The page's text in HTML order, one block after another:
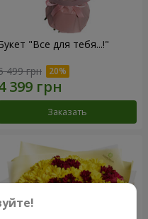
Букет "Все для тебя...!"
499 грн
Заказать